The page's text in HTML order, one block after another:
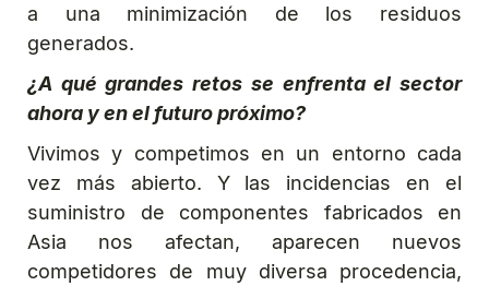
a una minimización de los residuos
generados.
¿A qué grandes retos se enfrenta el sector
ahora y en el futuro próximo?
Vivimos y competimos en un entorno cada
vez más abierto. Y las incidencias en el
suministro de componentes fabricados en
Asia nos afectan, aparecen nuevos
competidores de muy diversa procedencia,